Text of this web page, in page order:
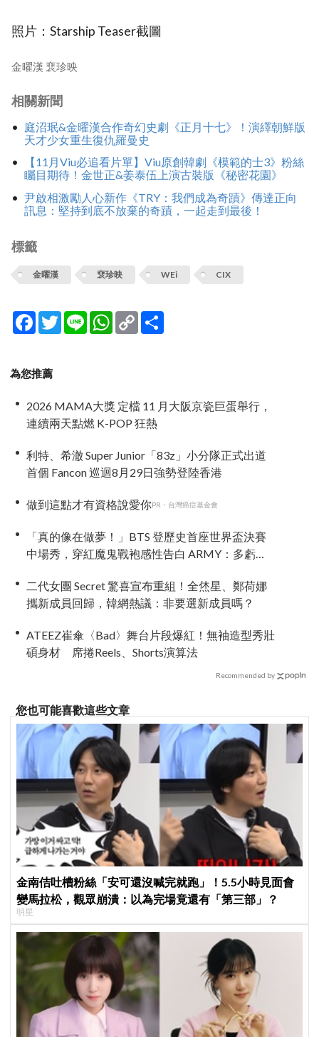
照片：Starship Teaser截圖
金曜漢 裵珍映
相關新聞
庭沼珉&金曜漢合作奇幻史劇《正月十七》！演繹朝鮮版
天才少女重生復仇羅曼史
【11月Viu必追看片單】Viu原創韓劇《模範的士3》粉絲
矚目期待！金世正&姜泰伍上演古裝版《秘密花園》
尹啟相激勵人心新作《TRY：我們成為奇蹟》傳達正向
訊息：堅持到底不放棄的奇蹟，一起走到最後！
標籤
金曜漢 裵珍映 WEi CIX
Facebook
TwitterLine WhatsApp
Copy
Link
為您推薦
2026 MAMA大獎 定檔 11 月大阪京瓷巨蛋舉行，
連續兩天點燃 K-POP 狂熱
利特、希澈 Super Junior「83z」小分隊正式出道
首個 Fancon 巡迴8月29日強勢登陸香港
做到這點才有資格說愛你PR・台灣癌症基金會
「真的像在做夢！」BTS 登歷史首座世界盃決賽
中場秀，穿紅魔鬼戰袍感性告白 ARMY：多虧有
二代女團 Secret 驚喜宣布重組！全烋星、鄭荷娜
攜新成員回歸，韓網熱議：非要選新成員嗎？
ATEEZ崔傘〈Bad〉舞台片段爆紅！無袖造型秀壯
碩身材 席捲Reels、Shorts演算法
Recommended by
您也可能喜歡這些文章
金南佶吐槽粉絲「安可還沒喊完就跑」！5.5小時見面會
變馬拉松，觀眾崩潰：以為完場竟還有「第三部」？
明星